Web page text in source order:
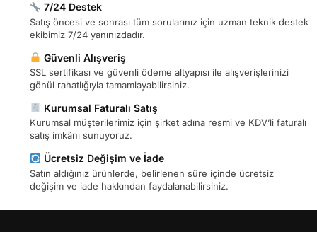
7/24 Destek
Satış öncesi ve sonrası tüm sorularınız için uzman teknik destek
ekibimiz 7/24 yanınızdadır.
Güvenli Alışveriş
SSL sertifikası ve güvenli ödeme altyapısı ile alışverişlerinizi
gönül rahatlığıyla tamamlayabilirsiniz.
Kurumsal Faturalı Satış
Kurumsal müşterilerimiz için şirket adına resmi ve KDV’li faturalı
satış imkânı sunuyoruz.
Ücretsiz Değişim ve İade
Satın aldığınız ürünlerde, belirlenen süre içinde ücretsiz
değişim ve iade hakkından faydalanabilirsiniz.